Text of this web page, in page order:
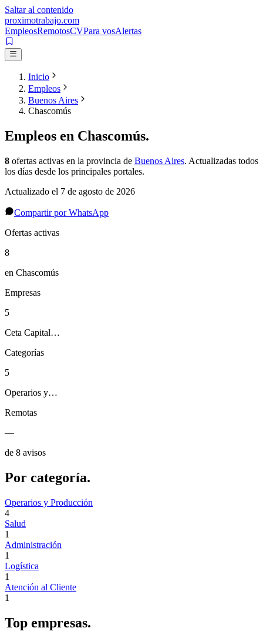
Saltar al contenido
proximotrabajo.com
EmpleosRemotosCVPara vosAlertas
Inicio
Empleos
Buenos Aires
Chascomús
Empleos en Chascomús.
8 ofertas activas en la provincia de Buenos Aires. Actualizadas todos
los días desde los principales portales.
Actualizado el 7 de agosto de 2026
Compartir por WhatsApp
Ofertas activas
8
en Chascomús
Empresas
5
Ceta Capital…
Categorías
5
Operarios y…
Remotas
—
de 8 avisos
Por categoría.
Operarios y Producción
4
Salud
1
Administración
1
Logística
1
Atención al Cliente
1
Top empresas.